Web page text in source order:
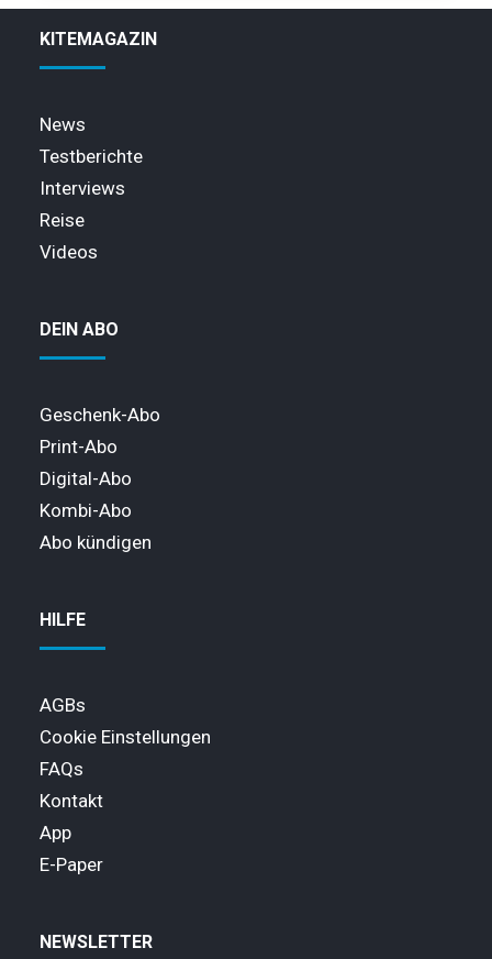
KITEMAGAZIN
News
Testberichte
Interviews
Reise
Videos
DEIN ABO
Geschenk-Abo
Print-Abo
Digital-Abo
Kombi-Abo
Abo kündigen
HILFE
AGBs
Cookie Einstellungen
FAQs
Kontakt
App
E-Paper
NEWSLETTER